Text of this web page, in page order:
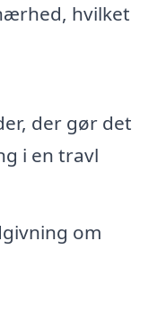
hvilket
der gør det
i en travl
om